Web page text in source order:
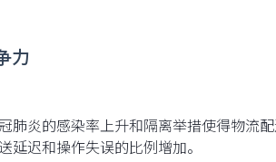
力
肺炎的感染率上升和隔离举措使得物流
迟和操作失误的比例增加。